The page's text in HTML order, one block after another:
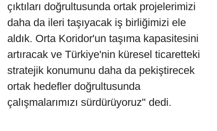
çıktıları doğrultusunda ortak projelerimizi
daha da ileri taşıyacak iş birliğimizi ele
aldık. Orta Koridor'un taşıma kapasitesini
artıracak ve Türkiye'nin küresel ticaretteki
stratejik konumunu daha da pekiştirecek
ortak hedefler doğrultusunda
çalışmalarımızı sürdürüyoruz" dedi.